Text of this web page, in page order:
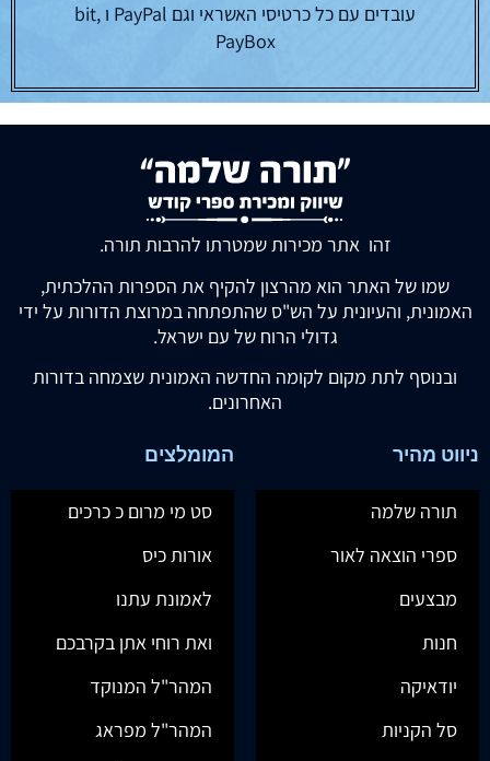
עובדים עם כל כרטיסי האשראי וגם PayPal ו bit,
PayBox
זהו אתר מכירות שמטרתו להרבות תורה.
שמו של האתר הוא מהרצון להקיף את הספרות ההלכתית,
האמונית, והעיונית על הש"ס שהתפתחה במרוצת הדורות על ידי
גדולי הרוח של עם ישראל.
ובנוסף לתת מקום לקומה החדשה האמונית שצמחה בדורות
האחרונים.
ניווט מהיר
תורה שלמה
ספרי הוצאה לאור
מבצעים
חנות
יודאיקה
סל הקניות
המומלצים
סט מי מרום כ כרכים
אורות כיס
לאמונת עתנו
ואת רוחי אתן בקרבכם
המהר"ל המנוקד
המהר"ל מפראג